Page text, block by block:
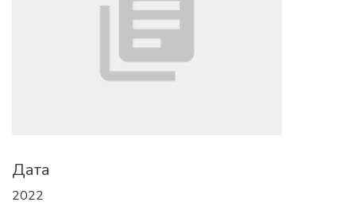
Дата
2022